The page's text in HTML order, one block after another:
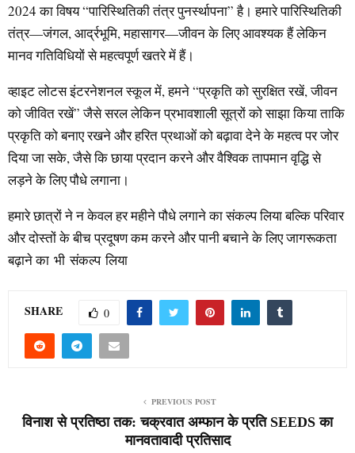
2024 का विषय “पारिस्थितिकी तंत्र पुनर्स्थापना” है। हमारे पारिस्थितिकी
तंत्र—जंगल, आर्द्रभूमि, महासागर—जीवन के लिए आवश्यक हैं लेकिन
मानव गतिविधियों से महत्वपूर्ण खतरे में हैं।
व्हाइट लोटस इंटरनेशनल स्कूल में, हमने “प्रकृति को सुरक्षित रखें, जीवन
को जीवित रखें” जैसे सरल लेकिन प्रभावशाली सूत्रों को साझा किया ताकि
प्रकृति को बनाए रखने और हरित प्रथाओं को बढ़ावा देने के महत्व पर जोर
दिया जा सके, जैसे कि छाया प्रदान करने और वैश्विक तापमान वृद्धि से
लड़ने के लिए पौधे लगाना।
हमारे छात्रों ने न केवल हर महीने पौधे लगाने का संकल्प लिया बल्कि परिवार
और दोस्तों के बीच प्रदूषण कम करने और पानी बचाने के लिए जागरूकता
बढ़ाने का भी संकल्प लिया
SHARE 0
PREVIOUS POST
विनाश से प्रतिष्ठा तक: चक्रवात अम्फान के प्रति SEEDS का
मानवतावादी प्रतिसाद